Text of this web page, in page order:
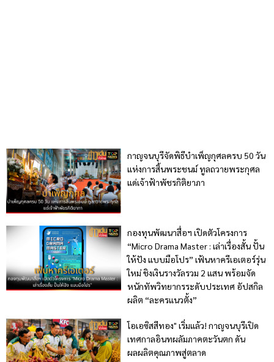
กาญจนบุรีจัดพิธีบำเพ็ญกุศลครบ 50 วัน
แห่งการสิ้นพระชนม์ ทูลถวายพระกุศล
แด่เจ้าฟ้าพัชรกิติยาภา
กองทุนพัฒนาสื่อฯ เปิดตัวโครงการ
“Micro Drama Master : เล่าเรื่องสั้น ปั้น
ให้ปัง แบบมือโปร” เฟ้นหาครีเอเตอร์รุ่น
ใหม่ ชิงเงินรางวัลรวม 2 แสน พร้อมจัด
หนักทัพวิทยากรระดับประเทศ อัปสกิล
ผลิต “ละครแนวตั้ง”
โอเอซิสสีทอง" เริ่มแล้ว! กาญจนบุรีเปิด
เทศกาลอินทผลัมภาคตะวันตก ดัน
ผลผลิตคุณภาพสู่ตลาด